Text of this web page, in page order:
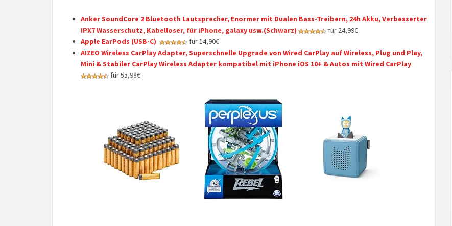
Anker SoundCore 2 Bluetooth Lautsprecher, Enormer mit Dualen Bass-Treibern, 24h Akku, Verbesserter
IPX7 Wasserschutz, Kabelloser, für iPhone, galaxy usw.(Schwarz)
für 24,99€
Apple EarPods (USB-C) ​​​​​​​
für 14,90€
AIZEO Wireless CarPlay Adapter, Superschnelle Upgrade von Wired CarPlay auf Wireless, Plug und Play,
Mini & Stabiler CarPlay Wireless Adapter kompatibel mit iPhone iOS 10+ & Autos mit Wired CarPlay
für 55,98€